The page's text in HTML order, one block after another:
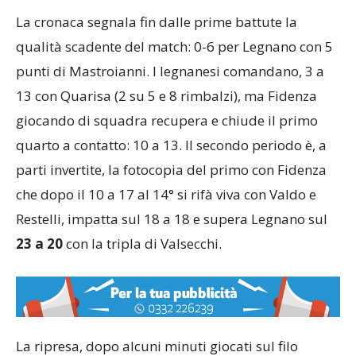
La cronaca segnala fin dalle prime battute la
qualità scadente del match: 0-6 per Legnano con 5
punti di Mastroianni. I legnanesi comandano, 3 a
13 con Quarisa (2 su 5 e 8 rimbalzi), ma Fidenza
giocando di squadra recupera e chiude il primo
quarto a contatto: 10 a 13. Il secondo periodo è, a
parti invertite, la fotocopia del primo con Fidenza
che dopo il 10 a 17 al 14° si rifà viva con Valdo e
Restelli, impatta sul 18 a 18 e supera Legnano sul
23 a 20con la tripla di Valsecchi.
La ripresa, dopo alcuni minuti giocati sul filo